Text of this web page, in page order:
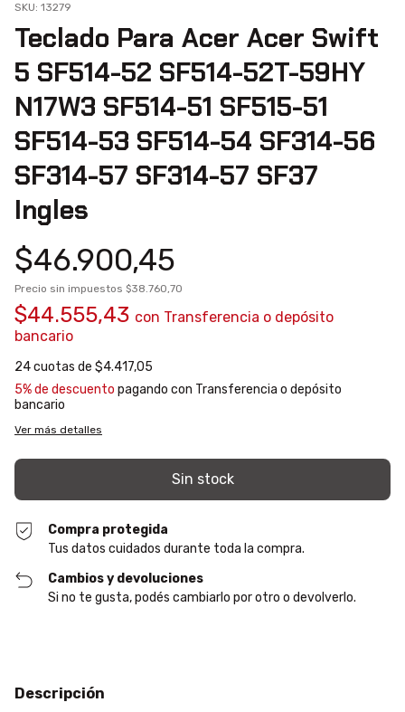
SKU: 13279
Teclado Para Acer Acer Swift
5 SF514-52 SF514-52T-59HY
N17W3 SF514-51 SF515-51
SF514-53 SF514-54 SF314-56
SF314-57 SF314-57 SF37
Ingles
$46.900,45
Precio sin impuestos $38.760,70
$44.555,43 con Transferencia o depósito
bancario
24cuotas de $4.417,05
5% de descuento pagando con Transferencia o depósito
bancario
Ver más detalles
Compra protegida
Tus datos cuidados durante toda la compra.
Cambios y devoluciones
Si no te gusta, podés cambiarlo por otro o devolverlo.
Descripción